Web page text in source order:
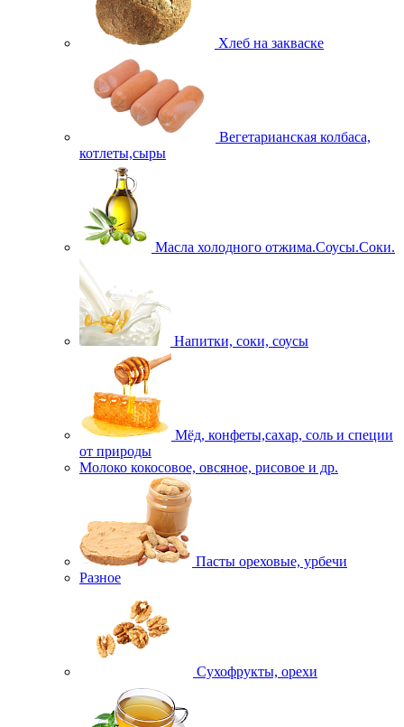
Хлеб на закваске
Вегетарианская колбаса,
котлеты,сыры
Масла холодного отжима.Соусы.Соки.
Напитки, соки, соусы
Мёд, конфеты,сахар, соль и специи
от природы
Молоко кокосовое, овсяное, рисовое и др.
Пасты ореховые, урбечи
Разное
Сухофрукты, орехи